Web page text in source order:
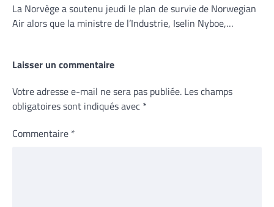
La Norvège a soutenu jeudi le plan de survie de Norwegian
Air alors que la ministre de l’Industrie, Iselin Nyboe,…
Laisser un commentaire
Votre adresse e-mail ne sera pas publiée. Les champs
obligatoires sont indiqués avec *
Commentaire *